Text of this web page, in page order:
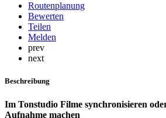
Routenplanung
Bewerten
Teilen
Melden
prev
next
Beschreibung
Im Tonstudio Filme synchronisieren
Aufnahme machen